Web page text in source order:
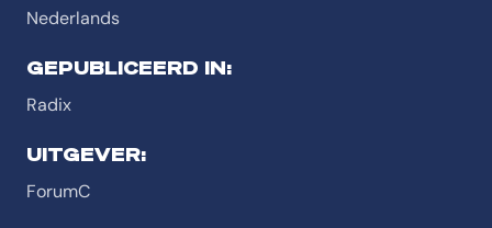
Nederlands
GEPUBLICEERD IN:
Radix
UITGEVER:
ForumC